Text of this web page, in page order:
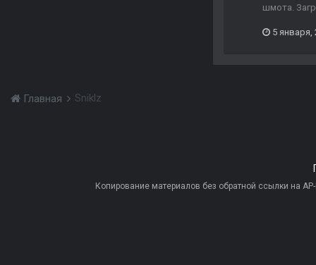
шмота.
5 января,
Главная Sniklz
Копирование материалов без обратной ссылки на